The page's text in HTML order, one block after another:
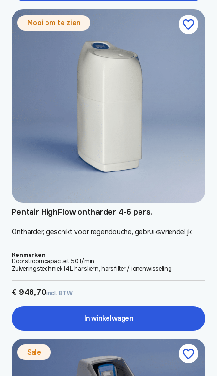
Mooi om te zien
Pentair HighFlow ontharder 4-6 pers.
Ontharder, geschikt voor regendouche, gebruiksvriendelijk
Kenmerken
Doorstroomcapaciteit 50 l/min.
Zuiveringstechniek 14L harskern, harsfilter / ionenwisseling
€948,70incl. BTW
In winkelwagen